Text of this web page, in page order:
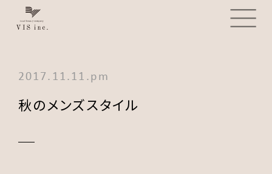
2017.11.11.pm
秋のメンズスタイル